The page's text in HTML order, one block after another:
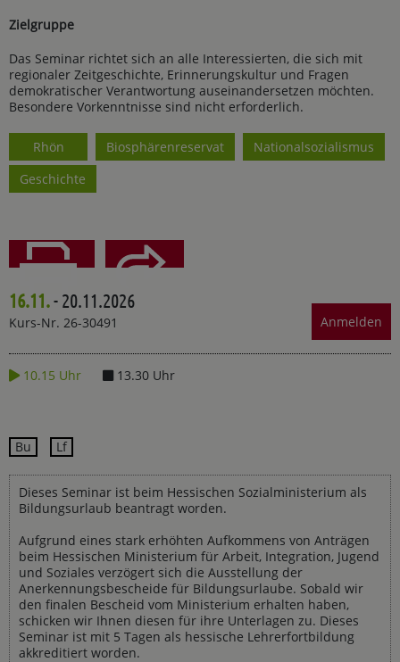
Zielgruppe
Das Seminar richtet sich an alle Interessierten, die sich mit
regionaler Zeitgeschichte, Erinnerungskultur und Fragen
demokratischer Verantwortung auseinandersetzen möchten.
Besondere Vorkenntnisse sind nicht erforderlich.
Rhön Biosphärenreservat
Nationalsozialismus
Geschichte
Drucken Teilen
16.11.- 20.11.2026
Kurs-Nr. 26-30491 Anmelden
10.15 Uhr 13.30 Uhr
Bu Lf
Dieses Seminar ist beim Hessischen Sozialministerium als
Bildungsurlaub beantragt worden.
Aufgrund eines stark erhöhten Aufkommens von Anträgen
beim Hessischen Ministerium für Arbeit, Integration, Jugend
und Soziales verzögert sich die Ausstellung der
Anerkennungsbescheide für Bildungsurlaube. Sobald wir
den finalen Bescheid vom Ministerium erhalten haben,
schicken wir Ihnen diesen für ihre Unterlagen zu. Dieses
Seminar ist mit 5 Tagen als hessische Lehrerfortbildung
akkreditiert worden.